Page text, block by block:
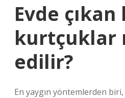
Evde
kurtçuklar
edilir?
En yaygın yöntemlerden